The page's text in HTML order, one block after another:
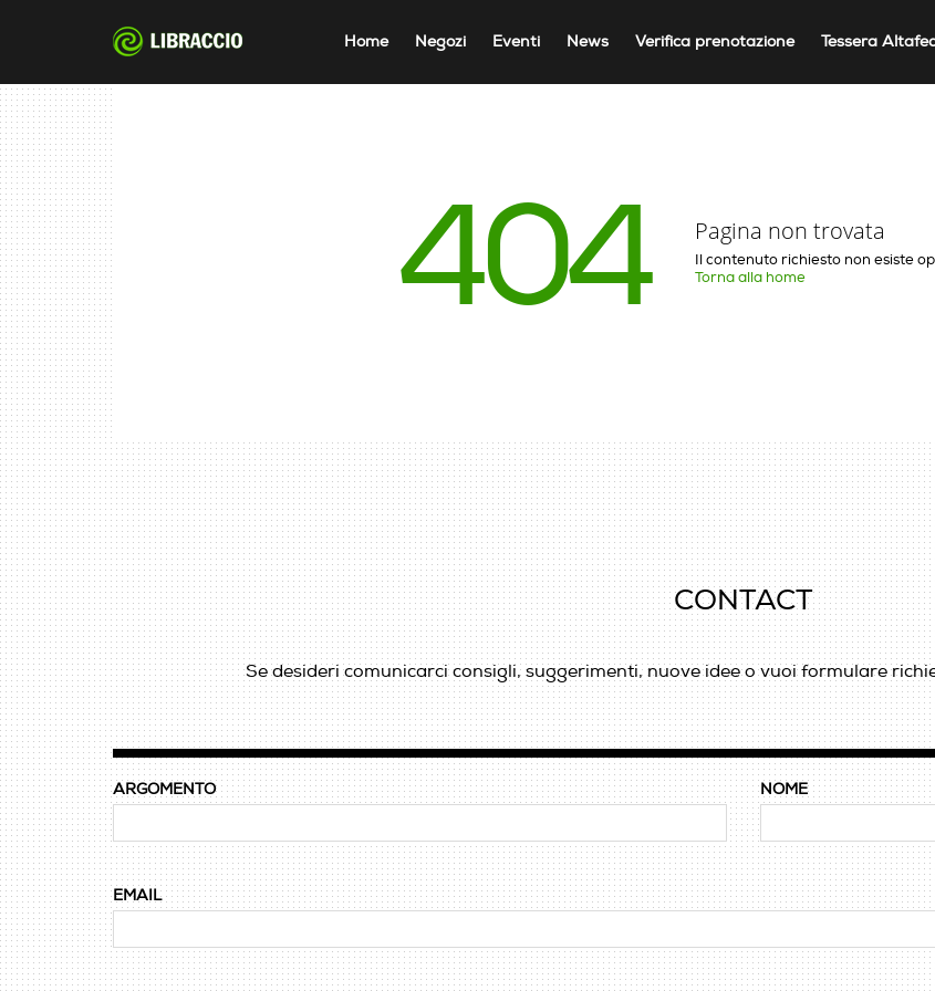
Home Negozi Eventi News Verifica prenotazione Tessera
404 Pagina non trovata
Il contenuto richiesto non esiste
Torna alla home
CONTACT
Se desideri comunicarci consigli, suggerimenti, nuove idee o vuoi formulare
ARGOMENTO NOME
EMAIL